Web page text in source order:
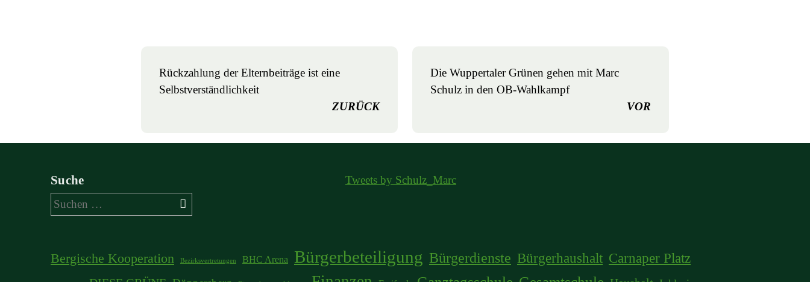
Rückzahlung der Elternbeiträge ist eine
Selbstverständlichkeit
ZURÜCK
Die Wuppertaler Grünen gehen mit Marc
Schulz in den OB-Wahlkampf
VOR
Suche
Suchen
nach:
Tweets by Schulz_Marc
Bergische Kooperation Bezirksvertretungen BHC Arena Bürgerbeteiligung Bürgerdienste Bürgerhaushalt Carnaper Platz